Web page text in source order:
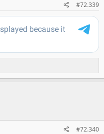
#72.339
#72.340